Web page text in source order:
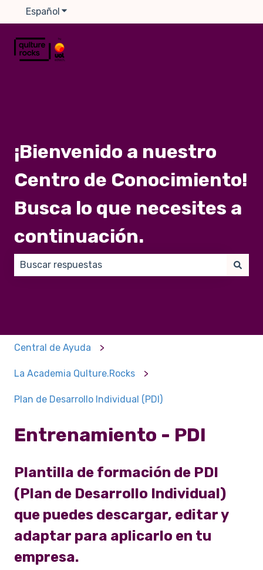
Español Traducciones de Mostrar submenú de
¡Bienvenido a nuestro
Centro de Conocimiento!
Busca lo que necesites a
continuación.
Central de Ayuda
La Academia Qulture.Rocks
Plan de Desarrollo Individual (PDI)
Entrenamiento - PDI
Plantilla de formación de PDI
(Plan de Desarrollo Individual)
que puedes descargar, editar y
adaptar para aplicarlo en tu
empresa.